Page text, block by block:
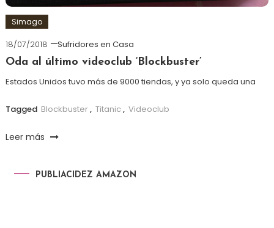
Simago
18/07/2018
Sufridores en Casa
Oda al último videoclub ‘Blockbuster’
Estados Unidos tuvo más de 9000 tiendas, y ya solo queda una
Tagged Blockbuster, Titanic , Videoclub
Leer más
PUBLIACIDEZ AMAZON